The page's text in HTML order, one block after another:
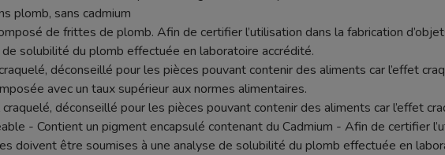
plomb, sans cadmium
de frittes de plomb. Afin de certifier l’utilisation dans la fabrication
solubilité du plomb effectuée en laboratoire accrédité.
déconseillé pour les pièces pouvant contenir des aliments car l’effet
avec un taux supérieur aux normes alimentaires.
déconseillé pour les pièces pouvant contenir des aliments car l’effet
- Contient un pigment encapsulé contenant du Cadmium - Afin de certifier
doivent être soumises à une analyse de solubilité du plomb effectuée en